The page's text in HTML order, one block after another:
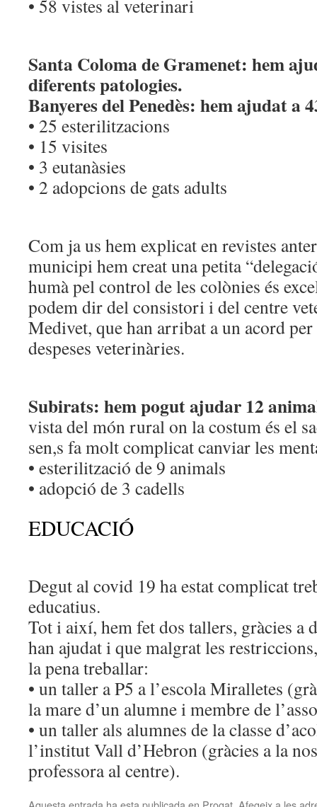
• 58 vistes al veterinari
Santa Coloma de Gramenet: hem
diferents patologies.
Banyeres del Penedès: hem ajudat a
• 25 esterilitzacions
• 15 visites
• 3 eutanàsies
• 2 adopcions de gats adults
Com ja us hem explicat en revistes
municipi hem creat una petita
humà pel control de les colònies és
podem dir del consistori i del centre
Medivet, que han arribat a un acord
despeses veterinàries.
Subirats: hem pogut ajudar 12
vista del món rural on la costum és el
sen,s fa molt complicat canviar les
• esterilització de 9 animals
• adopció de 3 cadells
EDUCACIÓ
Degut al covid 19 ha estat complicat
educatius.
Tot i així, hem fet dos tallers, gràcies a
han ajudat i que malgrat les
la pena treballar:
• un taller a P5 a l’escola Miralletes
la mare d’un alumne i membre de
• un taller als alumnes de la classe
l’institut Vall d’Hebron (gràcies a la
professora al centre).